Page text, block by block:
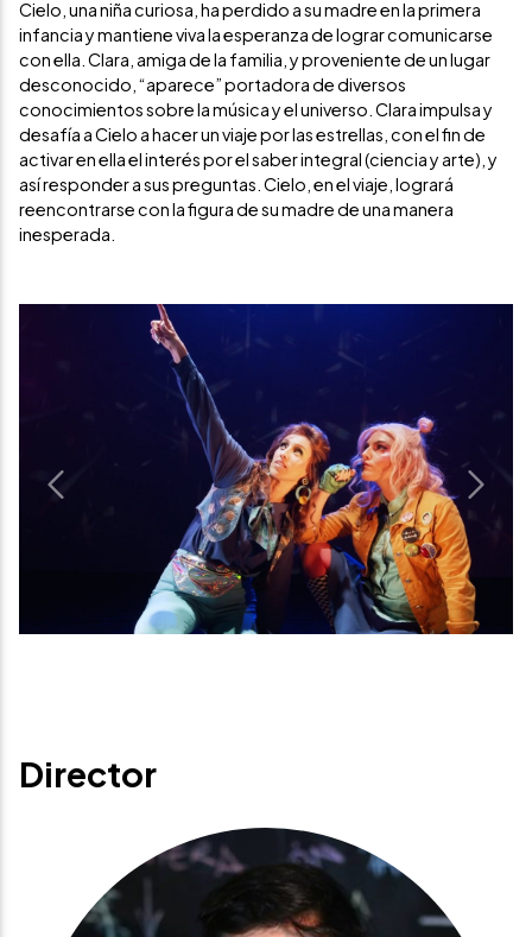
Cielo, una niña curiosa, ha perdido a su madre en la primera
infancia y mantiene viva la esperanza de lograr comunicarse
con ella. Clara, amiga de la familia, y proveniente de un lugar
desconocido, “aparece” portadora de diversos
conocimientos sobre la música y el universo. Clara impulsa y
desafía a Cielo a hacer un viaje por las estrellas, con el fin de
activar en ella el interés por el saber integral (ciencia y arte), y
así responder a sus preguntas. Cielo, en el viaje, logrará
reencontrarse con la figura de su madre de una manera
inesperada.
Previous Next
Director